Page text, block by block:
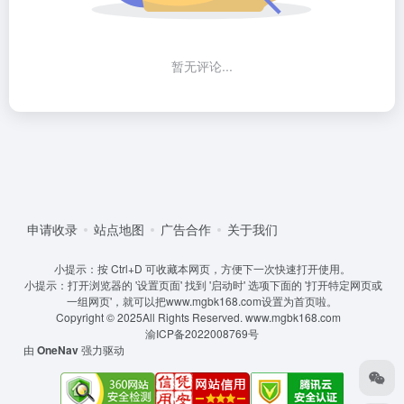
暂无评论...
申请收录 站点地图 广告合作 关于我们
小提示：按 Ctrl+D 可收藏本网页，方便下一次快速打开使用。
小提示：打开浏览器的 '设置页面' 找到 '启动时' 选项下面的 '打开特定网页或
一组网页'，就可以把www.mgbk168.com设置为首页啦。
Copyright © 2025All Rights Reserved. www.mgbk168.com
渝ICP备2022008769号
由 OneNav强力驱动